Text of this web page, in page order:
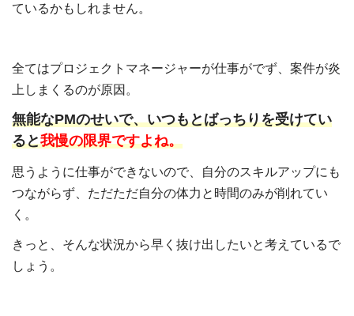
ているかもしれません。
全てはプロジェクトマネージャーが仕事がでず、案件が炎
上しまくるのが原因。
無能なPMのせいで、いつもとばっちりを受けてい
ると我慢の限界ですよね。
思うように仕事ができないので、自分のスキルアップにも
つながらず、ただただ自分の体力と時間のみが削れてい
く。
きっと、そんな状況から早く抜け出したいと考えているで
しょう。